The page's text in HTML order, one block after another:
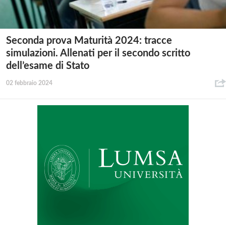
Seconda prova Maturità 2024: tracce
simulazioni. Allenati per il secondo scritto
dell’esame di Stato
02 febbraio 2024